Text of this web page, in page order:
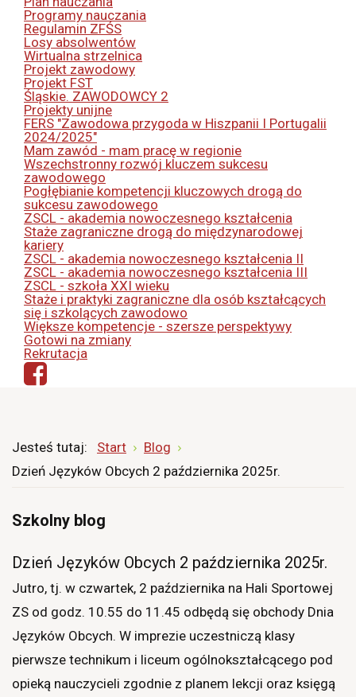
Programy nauczania
Regulamin ZFŚS
Losy absolwentów
Wirtualna strzelnica
Projekt zawodowy
Projekt FST
Śląskie. ZAWODOWCY 2
Projekty unijne
FERS "Zawodowa przygoda w Hiszpanii I Portugalii
2024/2025"
Mam zawód - mam pracę w regionie
Wszechstronny rozwój kluczem sukcesu
zawodowego
Pogłębianie kompetencji kluczowych drogą do
sukcesu zawodowego
ZSCL - akademia nowoczesnego kształcenia
Staże zagraniczne drogą do międzynarodowej
kariery
ZSCL - akademia nowoczesnego kształcenia II
ZSCL - akademia nowoczesnego kształcenia III
ZSCL - szkoła XXI wieku
Staże i praktyki zagraniczne dla osób kształcących
się i szkolących zawodowo
Większe kompetencje - szersze perspektywy
Gotowi na zmiany
Rekrutacja
Jesteś tutaj: Start
Blog
Dzień Języków Obcych 2 października 2025r.
Szkolny blog
Dzień Języków Obcych 2 października 2025r.
Jutro, tj. w czwartek, 2 października na Hali Sportowej
ZS od godz. 10.55 do 11.45 odbędą się obchody Dnia
Języków Obcych. W imprezie uczestniczą klasy
pierwsze technikum i liceum ogólnokształcącego pod
opieką nauczycieli zgodnie z planem lekcji oraz księgą